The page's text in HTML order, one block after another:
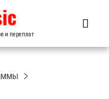
и переплат